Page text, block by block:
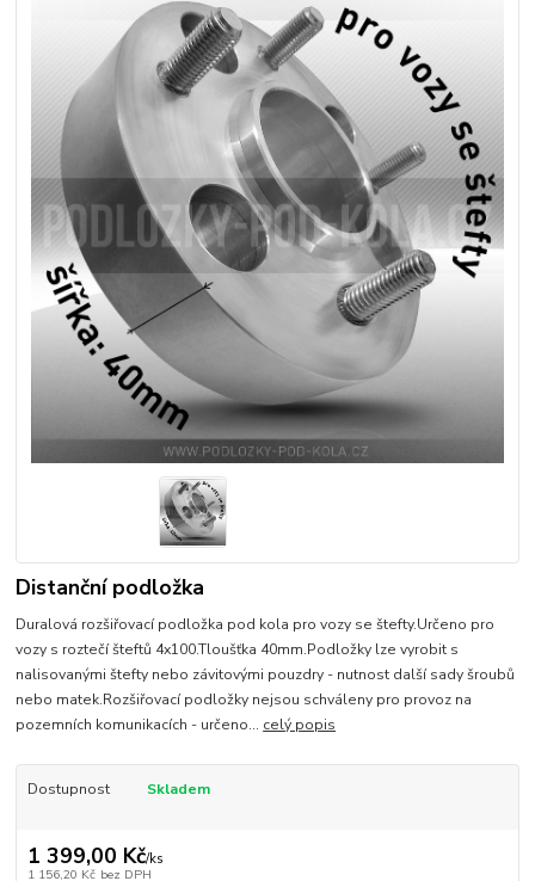
Distanční podložka
Duralová rozšiřovací podložka pod kola pro vozy se štefty.Určeno pro
vozy s roztečí šteftů 4x100.Tloušťka 40mm.Podložky lze vyrobit s
nalisovanými štefty nebo závitovými pouzdry - nutnost další sady šroubů
nebo matek.Rozšiřovací podložky nejsou schváleny pro provoz na
pozemních komunikacích - určeno... celý popis
Dostupnost Skladem
1 399,00 Kč/ks
1 156,20 Kč bez DPH